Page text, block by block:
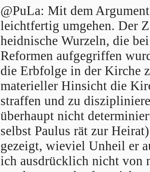
@PuLa: Mit dem
leichtfertig umgehen. Der
heidnische Wurzeln, die
Reformen aufgegriffen
die Erbfolge in der Kirche
materieller Hinsicht die
straffen und zu
überhaupt nicht
selbst Paulus rät zur
gezeigt, wieviel Unheil er
ich ausdrücklich nicht von